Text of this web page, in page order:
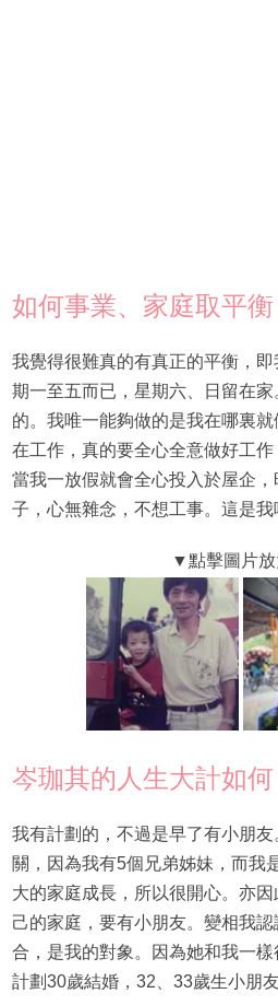
如何事業、家庭取平衡
我覺得很難真的有真正的平衡，
期一至五而已，星期六、日留在
的。我唯一能夠做的是我在哪裏
在工作，真的要全心全意做好工
當我一放假就會全心投入於屋企
子，心無雜念，不想工事。這是我
岑珈其的人生大計如何
我有計劃的，不過是早了有小朋
關，因為我有5個兄弟姊妹，而我
大的家庭成長，所以很開心。亦
己的家庭，要有小朋友。變相我
合，是我的對象。因為她和我一
計劃30歲結婚，32、33歲生小朋友